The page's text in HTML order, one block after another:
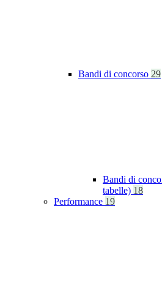
Bandi di concorso 29
Bandi di
tabelle) 18
Performance 19